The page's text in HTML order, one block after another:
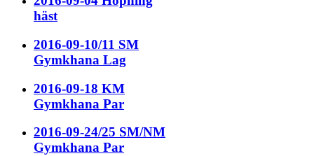
häst
2016-09-10/11 SM
Gymkhana Lag
2016-09-18 KM
Gymkhana Par
2016-09-24/25 SM/NM
Gymkhana Par